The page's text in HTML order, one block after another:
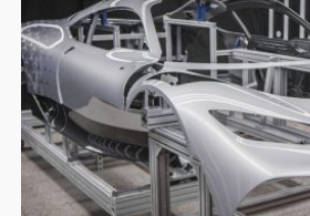
NEWSLETTER
SÍGUENOS